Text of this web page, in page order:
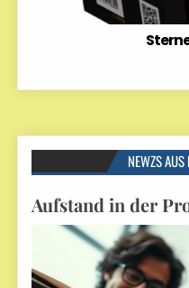
NEWZS
Aufstand in der